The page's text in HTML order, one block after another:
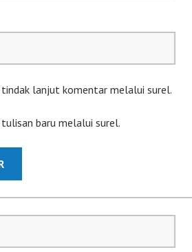
tindak lanjut komentar melalui surel.
baru melalui surel.